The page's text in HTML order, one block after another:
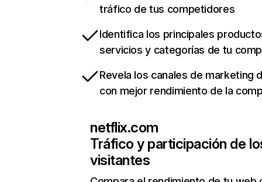
tráfico de tus competidores
Identifica los principales
servicios y categorías de tu
Revela los canales de marketing
con mejor rendimiento de la
netflix.com
Tráfico y participación de
visitantes